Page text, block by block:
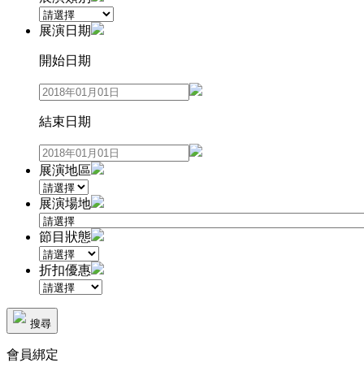
展演日期
開始日期
結束日期
展演地區
展演場地
節目狀態
折扣優惠
搜尋
會員綁定